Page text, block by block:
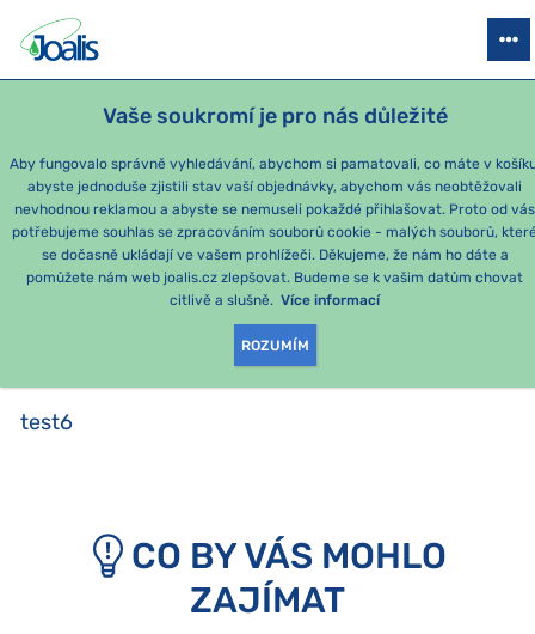
Vaše soukromí je pro nás důležité
Aby fungovalo správně vyhledávání, abychom si pamatovali, co máte v
abyste jednoduše zjistili stav vaší objednávky, abychom vás neobtěžovali
nevhodnou reklamou a abyste se nemuseli pokaždé přihlašovat. Proto od vás
potřebujeme souhlas se zpracováním souborů cookie - malých souborů,
se dočasně ukládají ve vašem prohlížeči. Děkujeme, že nám ho dáte a
pomůžete nám web joalis.cz zlepšovat. Budeme se k vašim datům chovat
citlivě a slušně. Více informací
ROZUMÍM
PRODUKTY PODLE OBTÍŽÍ SEZÓNNÍ BALÍČKY PRO DĚTI
test6
PRODUKTY PODLE
KATEGORIE:
test6
CO BY VÁS MOHLO
ZAJÍMAT